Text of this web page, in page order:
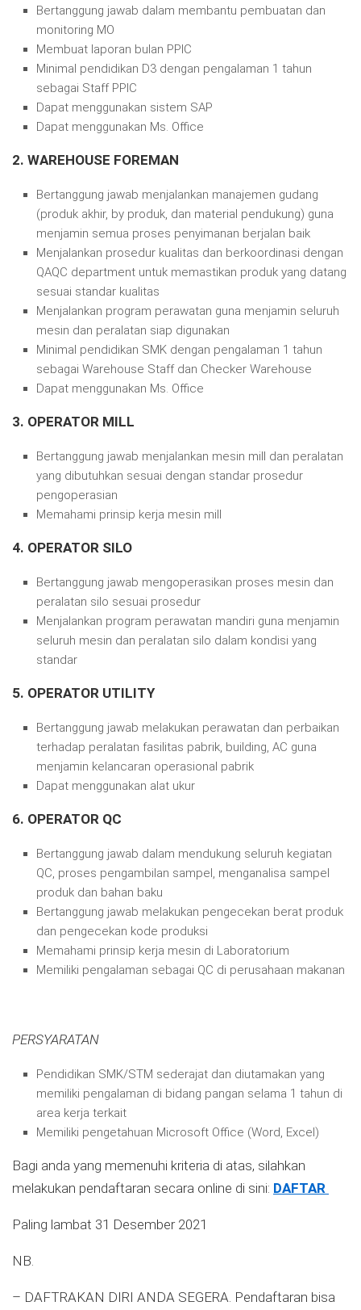
Bertanggung jawab dalam membantu pembuatan dan
monitoring MO
Membuat laporan bulan PPIC
Minimal pendidikan D3 dengan pengalaman 1 tahun
sebagai Staff PPIC
Dapat menggunakan sistem SAP
Dapat menggunakan Ms. Office
2. WAREHOUSE FOREMAN
Bertanggung jawab menjalankan manajemen gudang
(produk akhir, by produk, dan material pendukung) guna
menjamin semua proses penyimanan berjalan baik
Menjalankan prosedur kualitas dan berkoordinasi dengan
QAQC department untuk memastikan produk yang datang
sesuai standar kualitas
Menjalankan program perawatan guna menjamin seluruh
mesin dan peralatan siap digunakan
Minimal pendidikan SMK dengan pengalaman 1 tahun
sebagai Warehouse Staff dan Checker Warehouse
Dapat menggunakan Ms. Office
3. OPERATOR MILL
Bertanggung jawab menjalankan mesin mill dan peralatan
yang dibutuhkan sesuai dengan standar prosedur
pengoperasian
Memahami prinsip kerja mesin mill
4. OPERATOR SILO
Bertanggung jawab mengoperasikan proses mesin dan
peralatan silo sesuai prosedur
Menjalankan program perawatan mandiri guna menjamin
seluruh mesin dan peralatan silo dalam kondisi yang
standar
5. OPERATOR UTILITY
Bertanggung jawab melakukan perawatan dan perbaikan
terhadap peralatan fasilitas pabrik, building, AC guna
menjamin kelancaran operasional pabrik
Dapat menggunakan alat ukur
6. OPERATOR QC
Bertanggung jawab dalam mendukung seluruh kegiatan
QC, proses pengambilan sampel, menganalisa sampel
produk dan bahan baku
Bertanggung jawab melakukan pengecekan berat produk
dan pengecekan kode produksi
Memahami prinsip kerja mesin di Laboratorium
Memiliki pengalaman sebagai QC di perusahaan makanan
PERSYARATAN
Pendidikan SMK/STM sederajat dan diutamakan yang
memiliki pengalaman di bidang pangan selama 1 tahun di
area kerja terkait
Memiliki pengetahuan Microsoft Office (Word, Excel)
Bagi anda yang memenuhi kriteria di atas, silahkan
melakukan pendaftaran secara online di sini: DAFTAR
Paling lambat 31 Desember 2021
NB.
– DAFTRAKAN DIRI ANDA SEGERA. Pendaftaran bisa